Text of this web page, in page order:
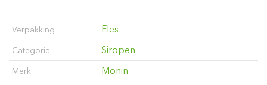
Verpakking Fles
Categorie Siropen
Merk Monin